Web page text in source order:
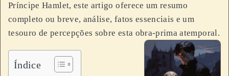
Príncipe Hamlet, este artigo oferece um resumo
completo ou breve, análise, fatos essenciais e um
tesouro de percepções sobre esta obra-prima atemporal.
Índice